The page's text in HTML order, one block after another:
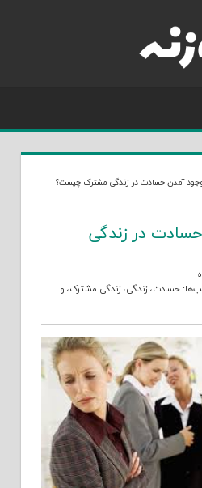
آمدن حسادت در زندگی مشترک چیست؟
در زندگی
حسادت، زندگی، زندگی مشترک، و